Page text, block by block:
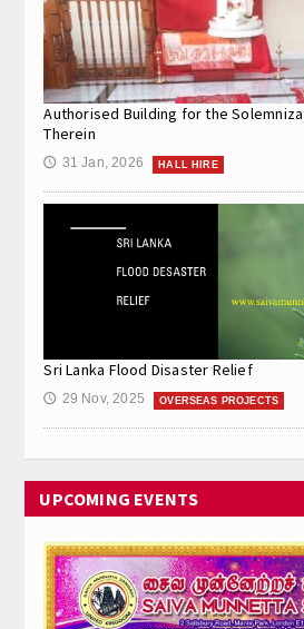
Authorised Building for the
Therein
🕔 31 Jan, 2026 HALL HIRE
Sri Lanka Flood Disaster Relief
🕔 29 Nov, 2025 OVERSEAS PROJECTS
UPCOMING EVENTS